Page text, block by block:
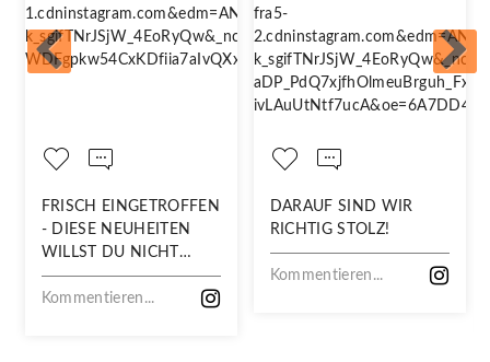
FRISCH EINGETROFFEN
- DIESE NEUHEITEN
WILLST DU NICHT
VERPASSEN!
Kommentieren...
DARAUF SIND WIR
RICHTIG STOLZ!
Kommentieren...